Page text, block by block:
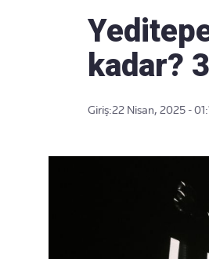
kadar?
Giriş:22 Nisan, 2025 -